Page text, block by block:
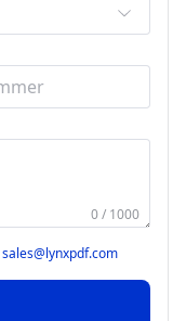
0 / 1000
sales@lynxpdf.com